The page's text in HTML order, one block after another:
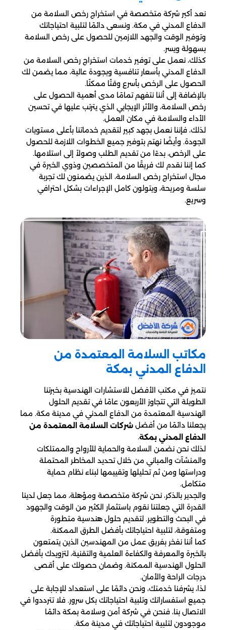
نعد أكبر شركة متخصصة في استخراج رخص السلامة من
الدفاع المدني في مكة. ونسعى دائمًا لتلبية احتياجاتك
وتوفير الوقت والجهد اللازمين للحصول على رخص السلامة
بسهولة ويسر.
كذلك، نعمل على توفير خدمات استخراج رخص السلامة من
الدفاع المدني بأسعار تنافسية وبجودة عالية، مما يضمن لك
الحصول على الرخص بأسرع وقتًا ممكنًا.
بالإضافة إلى أننا نتفهم تمامًا مدى أهمية الحصول على
رخص السلامة، والأثر الإيجابي الذي يترتب عليها في تحسين
الأداء والسلامة في مكان العمل.
لذلك، فإننا نعمل بجهد كبير لتقديم خدماتنا بأعلى مستويات
الجودة. وأيضًا نهتم بتوفير جميع الخطوات اللازمة للحصول
على الرخص، بدءًا من تقديم الطلب وصولاً إلى استلامها.
كما إننا نقدم لك فريقًا من المتخصصين وذوي الخبرة في
مجال استخراج رخص السلامة، الذين يضمنون لك تجربة
سلسة ومريحة، ويتولون كامل الإجراءات بشكل احترافي
وسريع.
مكاتب السلامة المعتمدة من
الدفاع المدني بمكة
نتميز في مكتب الأفضل للاستشارات الهندسية بخبرتنا
الطويلة التي تتجاوز الأربعون عامًا في تقديم الحلول
الهندسية المعتمدة من الدفاع المدني في مدينة مكة. مما
يجعلنا دائمًا من أفضل شركات السلامة المعتمدة من
الدفاع المدني بمكة.
لذلك نحن نضمن السلامة والحماية للأرواح والممتلكات
والمنشآت والمباني من خلال تحديد المخاطر المحتملة
ودراستها ومن ثم تحليلها وتقييمها لبناء نظام حماية
متكامل.
والجدير بالذكر، نحن شركة متخصصة ومؤهلة، مما جعل لدينا
القدرة التي جعلتنا نقوم باستثمار الكثير من الوقت والجهود
في البحث والتطوير. لتقديم حلول هندسية متطورة
ومتفوقة، لتلبية احتياجاتك بأفضل الطرق الممكنة.
كما أننا نفخر بفريق عمل من المهندسين الذين يتمتعون
بالخبرة والمعرفة والكفاءة العلمية والتقنية، لتزويدك بأفضل
الحلول الهندسية الممكنة. وضمان حصولك على أقصى
درجات الراحة والأمان.
لذا، يشرفنا خدمتك، ونحن دائمًا على استعداد للإجابة على
جميع استفساراتك وتلبية احتياجاتك بكل سرور. فلا تترددوا في
الاتصال بنا، فنحن في شركة أمن وسلامة بمكة دائمًا
موجودون لتلبية احتياجاتك في مدينة مكة.